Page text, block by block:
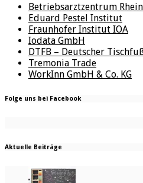
Betriebsarztzentrum
Eduard Pestel Institut
Fraunhofer Institut IOA
Iodata GmbH
DTFB – Deutscher
Tremonia Trade
WorkInn GmbH & Co. KG
Folge uns bei Facebook
Aktuelle Beiträge